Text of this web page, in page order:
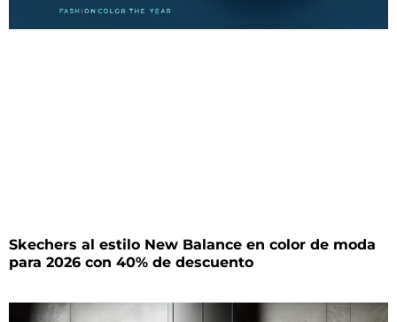
Skechers al estilo New Balance en color de moda
para 2026 con 40% de descuento